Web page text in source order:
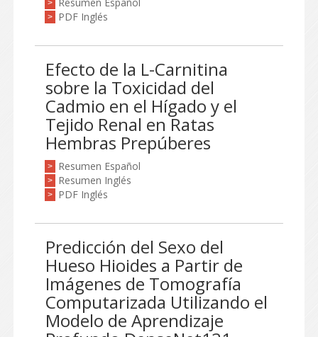
>
> PDF Inglés
Efecto de la L-Carnitina
sobre la Toxicidad del
Cadmio en el Hígado y el
Tejido Renal en Ratas
Hembras Prepúberes
> Resumen Español
> Resumen Inglés
> PDF Inglés
Predicción del Sexo del
Hueso Hioides a Partir de
Imágenes de Tomografía
Computarizada Utilizando el
Modelo de Aprendizaje